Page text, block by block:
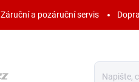
Záruční a pozáruční servis